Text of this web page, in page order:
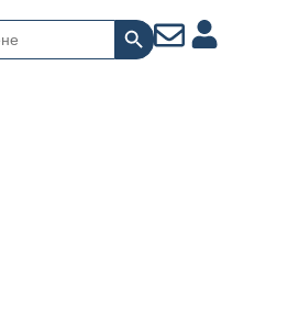
Search Button